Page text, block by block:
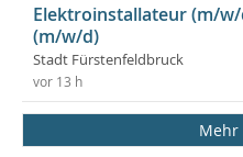
Elektroinstallateur (m/
(m/w/d)
Stadt Fürstenfeldbruck
vor 13 h
Mehr